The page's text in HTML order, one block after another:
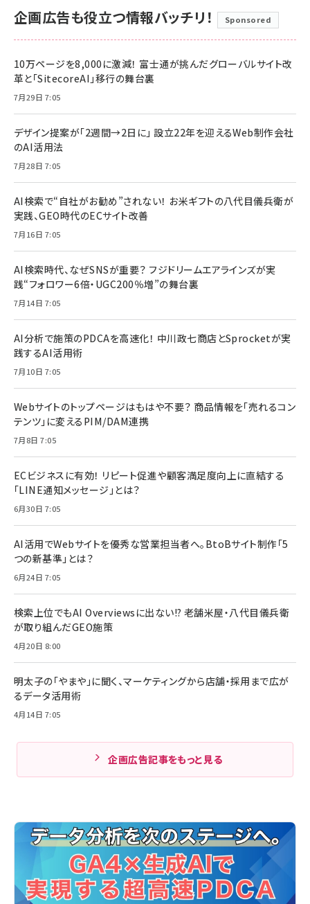
企画広告も役立つ情報バッチリ！ Sponsored
10万ページを8,000に激減！ 富士通が挑んだグローバルサイト改
革と「SitecoreAI」移行の舞台裏
7月29日 7:05
デザイン提案が「2週間→2日に」 設立22年を迎えるWeb制作会社
のAI活用法
7月28日 7:05
AI検索で“自社がお勧め”されない！ お米ギフトの八代目儀兵衛が
実践、GEO時代のECサイト改善
7月16日 7:05
AI検索時代、なぜSNSが重要？ フジドリームエアラインズが実
践“フォロワー6倍・UGC200％増”の舞台裏
7月14日 7:05
AI分析で施策のPDCAを高速化！ 中川政七商店とSprocketが実
践するAI活用術
7月10日 7:05
Webサイトのトップページはもはや不要？ 商品情報を「売れるコン
テンツ」に変えるPIM/DAM連携
7月8日 7:05
ECビジネスに有効！ リピート促進や顧客満足度向上に直結する
「LINE通知メッセージ」とは？
6月30日 7:05
AI活用でWebサイトを優秀な営業担当者へ。BtoBサイト制作「5
つの新基準」とは？
6月24日 7:05
検索上位でもAI Overviewsに出ない!? 老舗米屋・八代目儀兵衛
が取り組んだGEO施策
4月20日 8:00
明太子の「やまや」に聞く、マーケティングから店舗・採用まで広が
るデータ活用術
4月14日 7:05
企画広告記事をもっと見る